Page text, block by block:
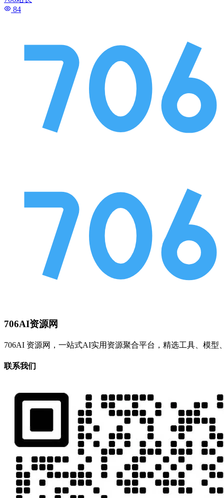
84
706AI资源网
706AI 资源网，一站式AI实用资源聚合平台，精选工具、模
联系我们